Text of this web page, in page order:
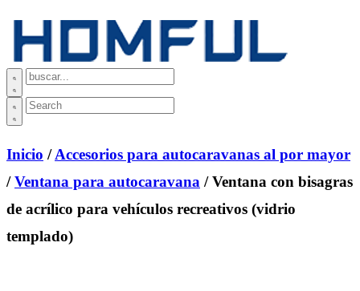
Inicio /Accesorios para autocaravanas al por mayor
/Ventana para autocaravana / Ventana con bisagras
de acrílico para vehículos recreativos (vidrio
templado)